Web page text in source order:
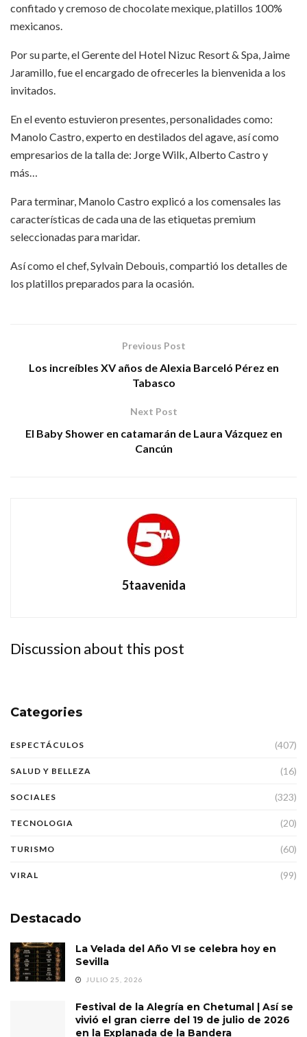
confitado y cremoso de chocolate mexique, platillos 100%
mexicanos.
Por su parte, el Gerente del Hotel Nizuc Resort & Spa, Jaime
Jaramillo, fue el encargado de ofrecerles la bienvenida a los
invitados.
En el evento estuvieron presentes, personalidades como:
Manolo Castro, experto en destilados del agave, así como
empresarios de la talla de: Jorge Wilk, Alberto Castro y
más…
Para terminar, Manolo Castro explicó a los comensales las
características de cada una de las etiquetas premium
seleccionadas para maridar.
Así como el chef, Sylvain Debouis, compartió los detalles de
los platillos preparados para la ocasión.
Previous Post
Los increíbles XV años de Alexia Barceló Pérez en
Tabasco
Next Post
El Baby Shower en catamarán de Laura Vázquez en
Cancún
5taavenida
Discussion about this post
Categories
ESPECTÁCULOS (407)
SALUD Y BELLEZA (16)
SOCIALES (323)
TECNOLOGIA (20)
TURISMO (60)
VIRAL (99)
Destacado
La Velada del Año VI se celebra hoy en
Sevilla
JULIO 25, 2026
Festival de la Alegría en Chetumal | Así se
vivió el gran cierre del 19 de julio de 2026
en la Explanada de la Bandera